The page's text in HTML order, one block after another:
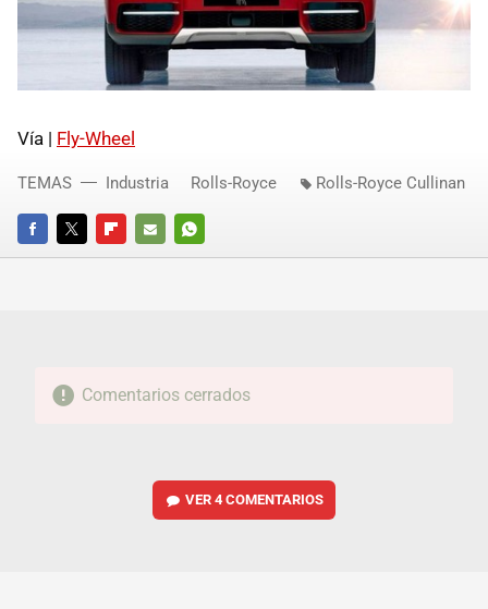
Vía | Fly-Wheel
FACEBOOKTWITTERFLIPBOARD
E-
WHATSAPP
TEMAS Industria Rolls-Royce Rolls-Royce Cullinan
Comentarios cerrados
VER4 COMENTARIOS